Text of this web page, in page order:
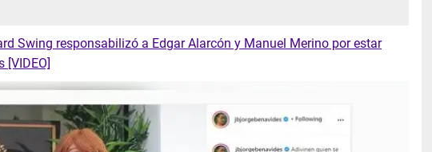
Swing responsabilizó a Edgar Alarcón y Manuel Merino por estar
[VIDEO]